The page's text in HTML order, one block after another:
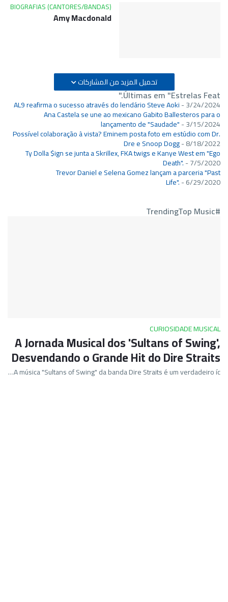
BIOGRAFIAS (CANTORES/BANDAS)
Amy Macdonald
تحميل المزيد من المشاركات
Últimas em "Estrelas Feat."
AL9 reafirma o sucesso através do lendário Steve Aoki- 3/24/2024
Ana Castela se une ao mexicano Gabito Ballesteros para o
lançamento de "Saudade"- 3/15/2024
Possível colaboração à vista? Eminem posta foto em estúdio com Dr.
Dre e Snoop Dogg- 8/18/2022
Ty Dolla $ign se junta a Skrillex, FKA twigs e Kanye West em "Ego
Death".- 7/5/2020
Trevor Daniel e Selena Gomez lançam a parceria "Past
Life".- 6/29/2020
#TrendingTop Music
CURIOSIDADE MUSICAL
A Jornada Musical dos 'Sultans of Swing',
Desvendando o Grande Hit do Dire Straits
A música "Sultans of Swing" da banda Dire Straits é um verdadeiro íc…